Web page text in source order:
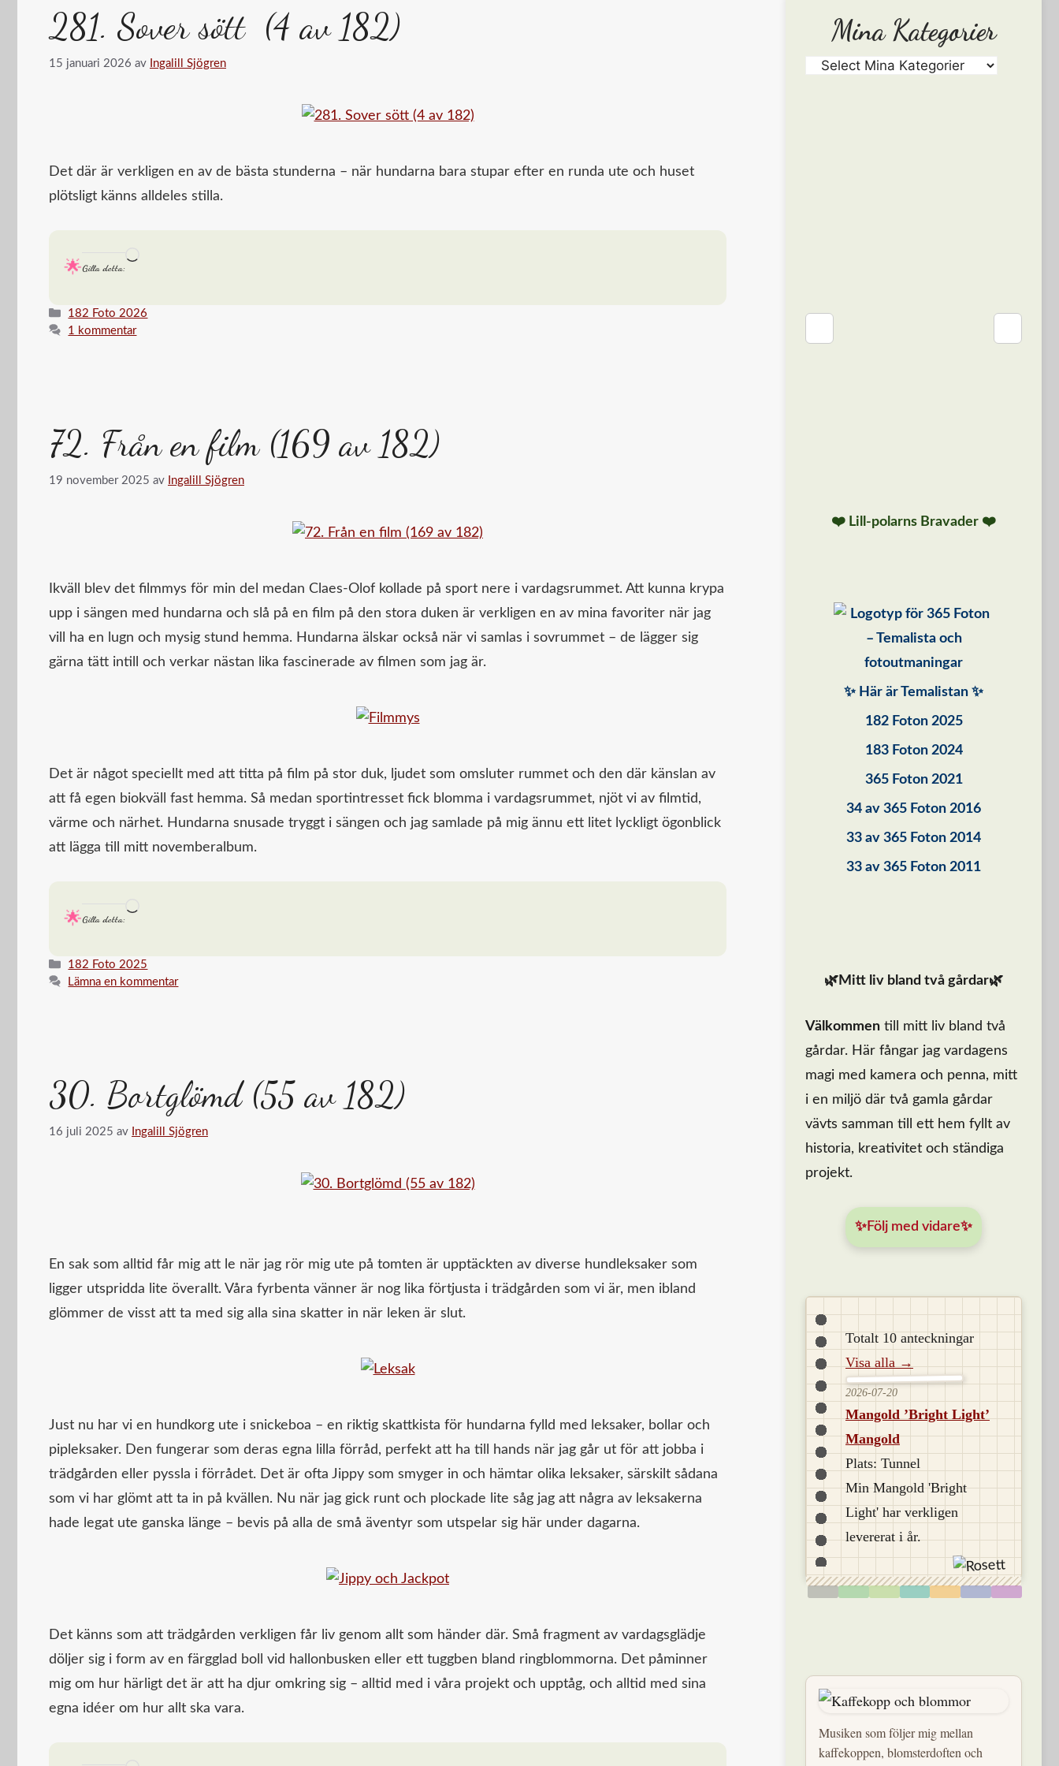
281. Sover sött (4 av 182)
15 januari 2026 av Ingalill Sjögren
Det där är verkligen en av de bästa stunderna – när hundarna bara stupar efter en runda ute och huset
plötsligt känns alldeles stilla.
Gilla detta:
…
Kategorier
182 Foto 2026
1 kommentar
72. Från en film (169 av 182)
19 november 2025 av Ingalill Sjögren
Ikväll blev det filmmys för min del medan Claes-Olof kollade på sport nere i vardagsrummet. Att kunna krypa
upp i sängen med hundarna och slå på en film på den stora duken är verkligen en av mina favoriter när jag
vill ha en lugn och mysig stund hemma. Hundarna älskar också när vi samlas i sovrummet – de lägger sig
gärna tätt intill och verkar nästan lika fascinerade av filmen som jag är.
Det är något speciellt med att titta på film på stor duk, ljudet som omsluter rummet och den där känslan av
att få egen biokväll fast hemma. Så medan sportintresset fick blomma i vardagsrummet, njöt vi av filmtid,
värme och närhet. Hundarna snusade tryggt i sängen och jag samlade på mig ännu ett litet lyckligt ögonblick
att lägga till mitt novemberalbum.
Gilla detta:
…
Kategorier
182 Foto 2025
Lämna en kommentar
30. Bortglömd (55 av 182)
16 juli 2025 av Ingalill Sjögren
En sak som alltid får mig att le när jag rör mig ute på tomten är upptäckten av diverse hundleksaker som
ligger utspridda lite överallt. Våra fyrbenta vänner är nog lika förtjusta i trädgården som vi är, men ibland
glömmer de visst att ta med sig alla sina skatter in när leken är slut.
Just nu har vi en hundkorg ute i snickeboa – en riktig skattkista för hundarna fylld med leksaker, bollar och
pipleksaker. Den fungerar som deras egna lilla förråd, perfekt att ha till hands när jag går ut för att jobba i
trädgården eller pyssla i förrådet. Det är ofta Jippy som smyger in och hämtar olika leksaker, särskilt sådana
som vi har glömt att ta in på kvällen. Nu när jag gick runt och plockade lite såg jag att några av leksakerna
hade legat ute ganska länge – bevis på alla de små äventyr som utspelar sig här under dagarna.
Det känns som att trädgården verkligen får liv genom allt som händer där. Små fragment av vardagsglädje
döljer sig i form av en färgglad boll vid hallonbusken eller ett tuggben bland ringblommorna. Det påminner
mig om hur härligt det är att ha djur omkring sig – alltid med i våra projekt och upptåg, och alltid med sina
egna idéer om hur allt ska vara.
Mina Kategorier
❤️ Lill-polarns Bravader ❤️
✨ Här är Temalistan ✨
182 Foton 2025
183 Foton 2024
365 Foton 2021
34 av 365 Foton 2016
33 av 365 Foton 2014
33 av 365 Foton 2011
🌿Mitt liv bland två gårdar🌿
Välkommen till mitt liv bland två
gårdar. Här fångar jag vardagens
magi med kamera och penna, mitt
i en miljö där två gamla gårdar
vävts samman till ett hem fyllt av
historia, kreativitet och ständiga
projekt.
✨Följ med vidare✨
Totalt 10 anteckningar
Visa alla →
2026-07-20
Mangold ’Bright Light’
Mangold
Plats: Tunnel
Min Mangold 'Bright
Light' har verkligen
levererat i år.
Musiken som följer mig mellan
kaffekoppen, blomsterdoften och